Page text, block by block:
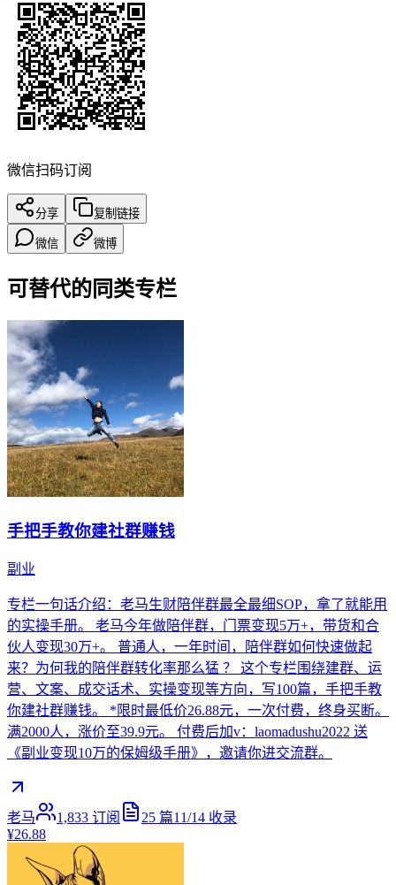
微信扫码订阅
分享 复制链接
微信 微博
可替代的同类专栏
手把手教你建社群赚钱
副业
专栏一句话介绍：老马生财陪伴群最全最细SOP，拿了就能用
的实操手册。 老马今年做陪伴群，门票变现5万+，带货和合
伙人变现30万+。 普通人，一年时间，陪伴群如何快速做起
来？为何我的陪伴群转化率那么猛 ？ 这个专栏围绕建群、运
营、文案、成交话术、实操变现等方向，写100篇，手把手教
你建社群赚钱。 *限时最低价26.88元，一次付费，终身买断。
满2000人，涨价至39.9元。 付费后加v：laomadushu2022 送
《副业变现10万的保姆级手册》，邀请你进交流群。
老马 1,833 订阅 25 篇11/14 收录
¥26.88